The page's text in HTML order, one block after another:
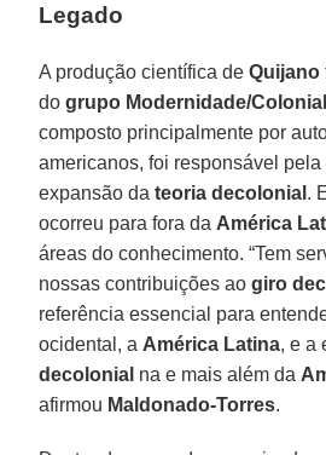
Legado
A produção científica deQuijano
dogrupo Modernidade/
composto principalmente por
americanos, foi responsável
expansão dateoria decolonial .
ocorreu para fora da América
áreas do conhecimento. “Tem
nossas contribuições aogiro
referência essencial para
ocidental, a América Latina, e a
decolonial na e mais além da
afirmou Maldonado-Torres.